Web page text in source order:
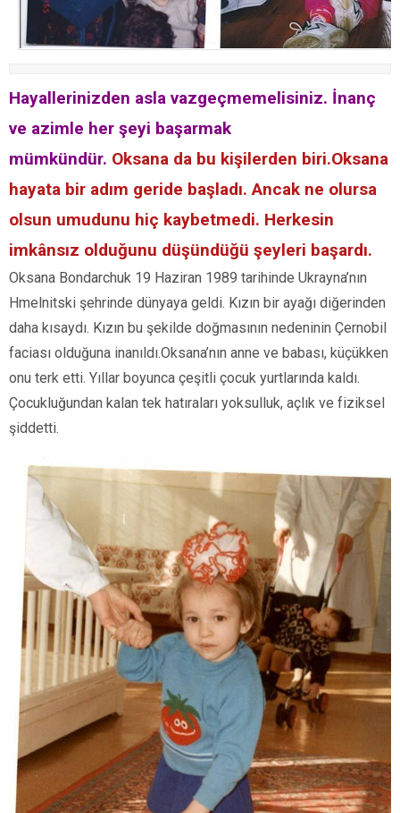
Hayallerinizden asla vazgeçmemelisiniz. İnanç
ve azimle her şeyi başarmak
mümkündür. Oksana da bu kişilerden biri.Oksana
hayata bir adım geride başladı. Ancak ne olursa
olsun umudunu hiç kaybetmedi. Herkesin
imkânsız olduğunu düşündüğü şeyleri başardı.
Oksana Bondarchuk 19 Haziran 1989 tarihinde Ukrayna’nın
Hmelnitski şehrinde dünyaya geldi. Kızın bir ayağı diğerinden
daha kısaydı. Kızın bu şekilde doğmasının nedeninin Çernobil
faciası olduğuna inanıldı.Oksana’nın anne ve babası, küçükken
onu terk etti. Yıllar boyunca çeşitli çocuk yurtlarında kaldı.
Çocukluğundan kalan tek hatıraları yoksulluk, açlık ve fiziksel
şiddetti.